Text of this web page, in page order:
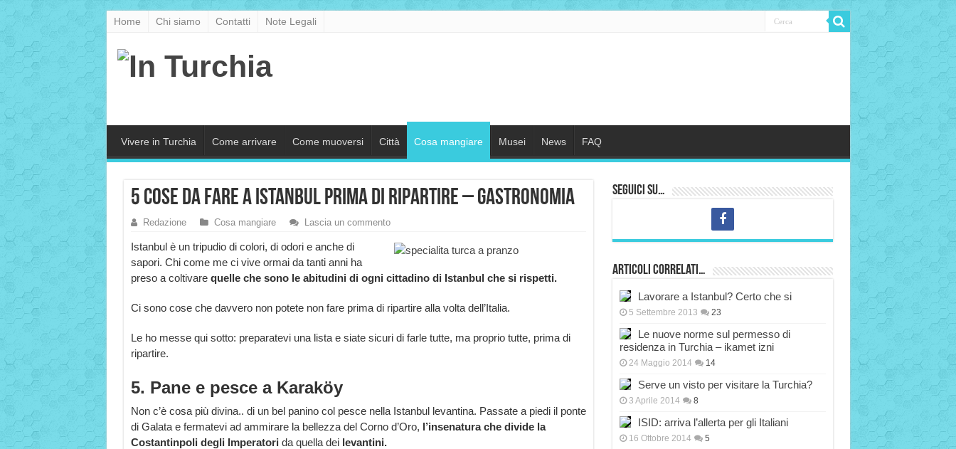
Home Chi siamo Contatti Note Legali
Vivere in Turchia Come arrivare Come muoversi Città Cosa mangiare Musei News FAQ
5 cose da fare a Istanbul prima di ripartire – gastronomia
Redazione Cosa mangiare Lascia un commento
Istanbul è un tripudio di colori, di odori e anche di
sapori. Chi come me ci vive ormai da tanti anni ha
preso a coltivare quelle che sono le abitudini di ogni cittadino di Istanbul che si rispetti.
Ci sono cose che davvero non potete non fare prima di ripartire alla volta dell’Italia.
Le ho messe qui sotto: preparatevi una lista e siate sicuri di farle tutte, ma proprio tutte, prima di
ripartire.
5. Pane e pesce a Karaköy
Non c’è cosa più divina.. di un bel panino col pesce nella Istanbul levantina. Passate a piedi il ponte
di Galata e fermatevi ad ammirare la bellezza del Corno d’Oro, l’insenatura che divide la
Costantinpoli degli Imperatori da quella dei levantini.
Seguici su…
Articoli correlati…
Lavorare a Istanbul? Certo che si
5 Settembre 2013 23
Le nuove norme sul permesso di
residenza in Turchia – ikamet izni
24 Maggio 2014 14
Serve un visto per visitare la Turchia?
3 Aprile 2014 8
ISID: arriva l’allerta per gli Italiani
16 Ottobre 2014 5